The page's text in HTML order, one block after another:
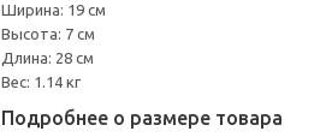
Ширина: 19 см
Высота: 7 см
Длина: 28 см
Вес: 1.14 кг
Подробнее о размере товара